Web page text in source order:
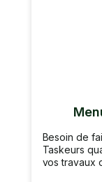
Besoin de
Taskeurs
vos travaux